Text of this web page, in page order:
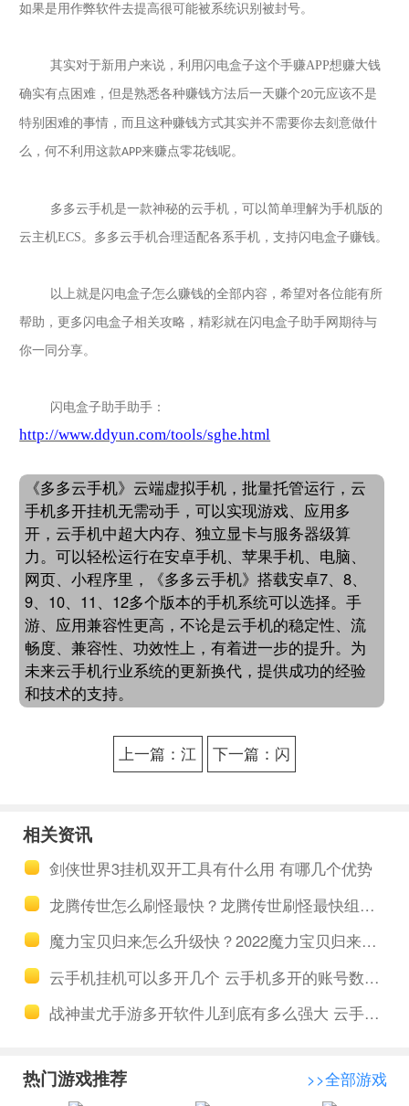
如果是用作弊软件去提高很可能被系统识别被封号。
其实对于新用户来说，利用闪电盒子这个手赚APP想赚大钱
确实有点困难，但是熟悉各种赚钱方法后一天赚个20元应该不是
特别困难的事情，而且这种赚钱方式其实并不需要你去刻意做什
么，何不利用这款APP来赚点零花钱呢。
多多云手机是一款神秘的云手机，可以简单理解为手机版的
云主机ECS 。多多云手机合理适配各系手机，支持闪电盒子赚钱。
以上就是闪电盒子怎么赚钱的全部内容，希望对各位能有所
帮助，更多闪电盒子相关攻略，精彩就在闪电盒子助手网期待与
你一同分享。
闪电盒子助手助手：
http://www.ddyun.com/tools/sghe.html
《多多云手机》云端虚拟手机，批量托管运行，云
手机多开挂机无需动手，可以实现游戏、应用多
开，云手机中超大内存、独立显卡与服务器级算
力。可以轻松运行在安卓手机、苹果手机、电脑、
网页、小程序里，《多多云手机》搭载安卓7、8、
9、10、11、12多个版本的手机系统可以选择。手
游、应用兼容性更高，不论是云手机的稳定性、流
畅度、兼容性、功效性上，有着进一步的提升。为
未来云手机行业系统的更新换代，提供成功的经验
和技术的支持。
上一篇：江
下一篇：闪
相关资讯
剑侠世界3挂机双开工具有什么用 有哪几个优势
龙腾传世怎么刷怪最快？龙腾传世刷怪最快组合推荐几个
魔力宝贝归来怎么升级快？2022魔力宝贝归来游戏角色迅速升级攻略
云手机挂机可以多开几个 云手机多开的账号数量是没有限制的吗
战神蚩尤手游多开软件儿到底有多么强大 云手机软件自动挂机打怪
热门游戏推荐 >>全部游戏